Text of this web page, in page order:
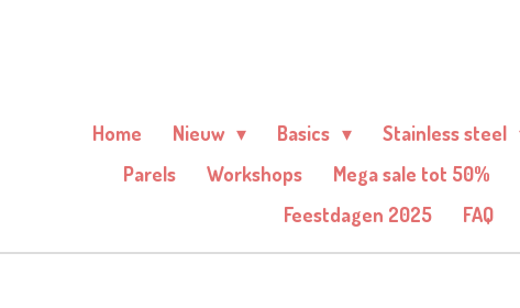
hoofdinhoud
Home Nieuw Basics Stainless steel
Parels
Workshops Mega sale tot 50%
Feestdagen 2025
FAQ